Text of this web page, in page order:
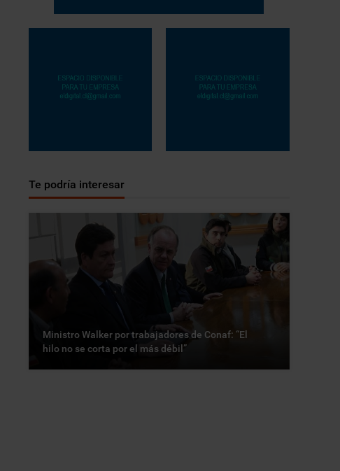
Te podría interesar
Ministro Walker por trabajadores de Conaf: “El
hilo no se corta por el más débil”